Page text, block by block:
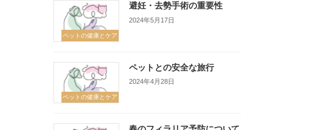
ペットの健康とケア
避妊・去勢手術の重要性
2024年5月17日
ペットの健康とケア
ペットとの安全な旅行
2024年4月28日